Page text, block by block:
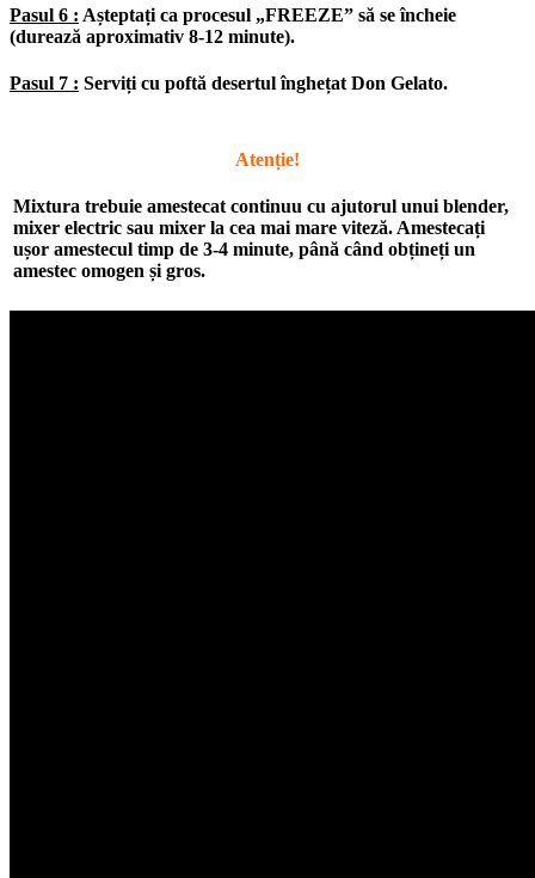
Pasul 6 : Așteptați ca procesul „FREEZE” să se încheie
(durează aproximativ 8-12 minute).
Pasul 7 : Serviți cu poftă desertul înghețat Don Gelato.
Atenție!
Mixtura trebuie amestecat continuu cu ajutorul unui blender,
mixer electric sau mixer la cea mai mare viteză. Amestecați
ușor amestecul timp de 3-4 minute, până când obțineți un
amestec omogen și gros.